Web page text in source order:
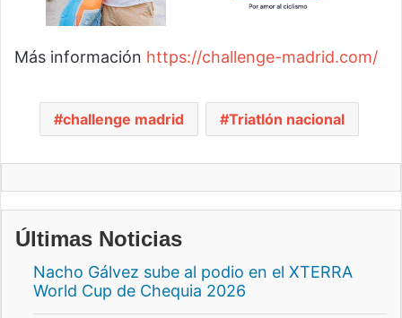
Más información https://challenge-madrid.com/
challenge madrid Triatlón nacional
Últimas Noticias
Nacho Gálvez sube al podio en el XTERRA
World Cup de Chequia 2026